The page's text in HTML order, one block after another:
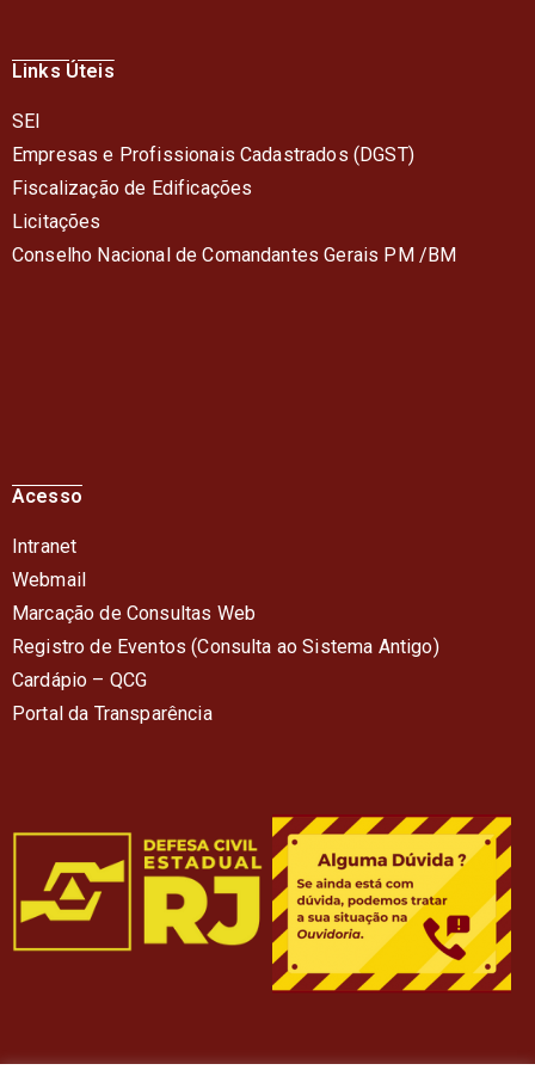
Links Úteis
SEI
Empresas e Profissionais Cadastrados (DGST)
Fiscalização de Edificações
Licitações
Conselho Nacional de Comandantes Gerais PM /BM
Acesso
Intranet
Webmail
Marcação de Consultas Web
Registro de Eventos (Consulta ao Sistema Antigo)
Cardápio – QCG
Portal da Transparência